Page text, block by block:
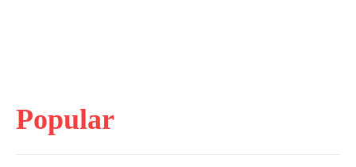
Popular